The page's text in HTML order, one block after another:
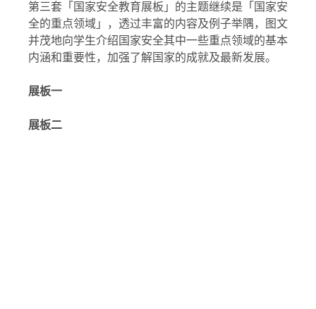
第三套「国家安全教育展板」的主题继续是「国家安
全的重点领域」，透过丰富的内容及例子举隅，图文
并茂地向学生介绍国家安全其中一些重点领域的基本
内涵和重要性，加强了解国家的成就及最新发展。
展板一
展板二